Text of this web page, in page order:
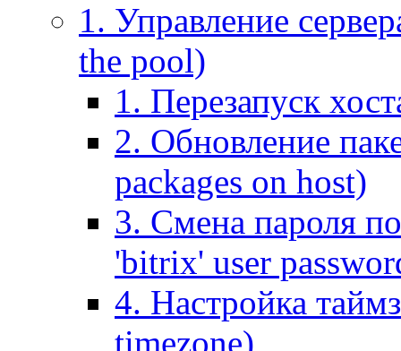
1. Управление
the pool)
1. Перезапуск
2. Обновление
packages on host)
3. Смена пароля
'bitrix' user
4. Настройка
timezone)